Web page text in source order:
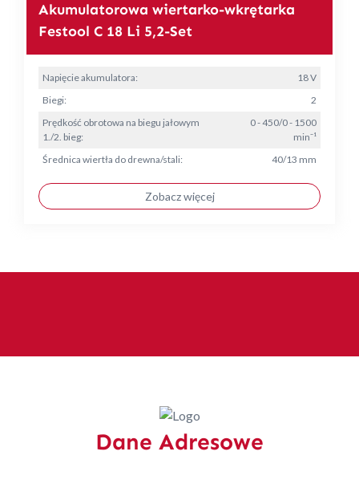
Akumulatorowa wiertarko-wkrętarka
Festool C 18 Li 5,2-Set
Napięcie akumulatora:
18 V
Biegi:
2
Prędkość obrotowa na biegu jałowym
1./2. bieg:
0 - 450/0 - 1500
min⁻¹
Średnica wiertła do drewna/stali:
40/13 mm
Zobacz więcej
Dane Adresowe